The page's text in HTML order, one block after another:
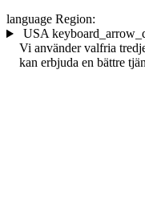
language Region:
USA
Vi använder valfria
kan erbjuda en bättre